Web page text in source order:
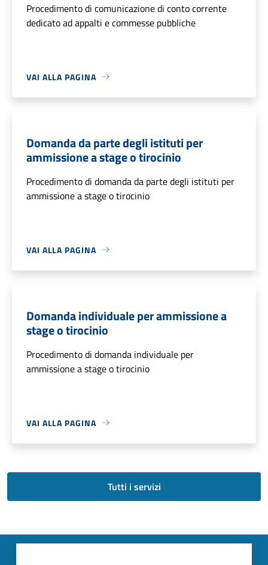
Procedimento di comunicazione di conto corrente
dedicato ad appalti e commesse pubbliche
VAI ALLA PAGINA
Domanda da parte degli istituti per
ammissione a stage o tirocinio
Procedimento di domanda da parte degli istituti per
ammissione a stage o tirocinio
VAI ALLA PAGINA
Domanda individuale per ammissione a
stage o tirocinio
Procedimento di domanda individuale per
ammissione a stage o tirocinio
VAI ALLA PAGINA
Tutti i servizi